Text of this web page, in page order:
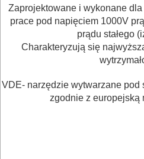
NARZĘDZIA
BRUKARSKIE
DREWNA
Zaprojektowane i wykonane
prace pod napięciem 1000V
prądu stałego
Charakteryzują się
VDE- narzędzie wytwarzane pod
zgodnie z europejską